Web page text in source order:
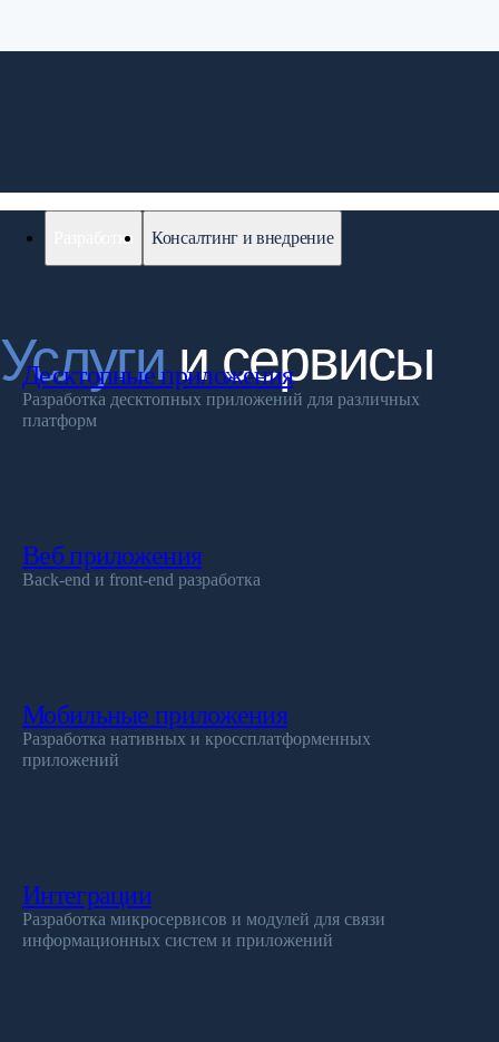
Разработка Консалтинг и внедрение
Десктопные приложения
Разработка десктопных приложений для различных
платформ
Веб приложения
Back-end и front-end разработка
Мобильные приложения
Разработка нативных и кроссплатформенных
приложений
Интеграции
Разработка микросервисов и модулей для связи
информационных систем и приложений